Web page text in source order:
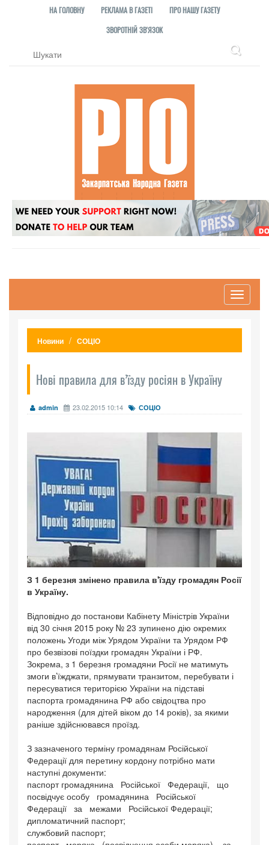
НА ГОЛОВНУ РЕКЛАМА В ГАЗЕТІ
ПРО НАШУ ГАЗЕТУ
ЗВОРОТНІЙ ЗВ'ЯЗОК
Toggle
Новини СОЦІО
Нові правила для в’їзду росіян в Україну
admin 23.02.2015 10:14 СОЦІО
З 1 березня змінено правила в'їзду громадян Росії
в Україну.
Відповідно до постанови Кабінету Міністрів України
від 30 січня 2015 року № 23 зупинено дію окремих
положень Угоди між Урядом України та Урядом РФ
про безвізові поїздки громадян України і РФ.
Зокрема, з 1 березня громадяни Росії не матимуть
змоги в’їжджати, прямувати транзитом, перебувати і
пересуватися територією України на підставі
паспорта громадянина РФ або свідоцтва про
народження (для дітей віком до 14 років), за якими
раніше здійснювався проїзд.
З зазначеного терміну громадянам Російської
Федерації для перетину кордону потрібно мати
наступні документи:
паспорт громадянина Російської Федерації, що
посвідчує особу громадянина Російської
Федерації за межами Російської Федерації;
дипломатичний паспорт;
службовий паспорт;